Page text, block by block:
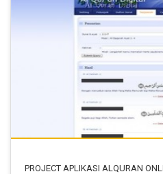
PROJECT APLIKASI ALQURAN